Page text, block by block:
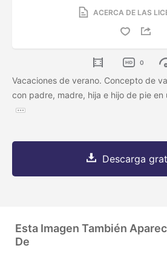
ACERCA DE LAS
0
Vacaciones de verano. Concepto de
con padre, madre, hija e hijo de pie en
Descarga
Esta Imagen También
De